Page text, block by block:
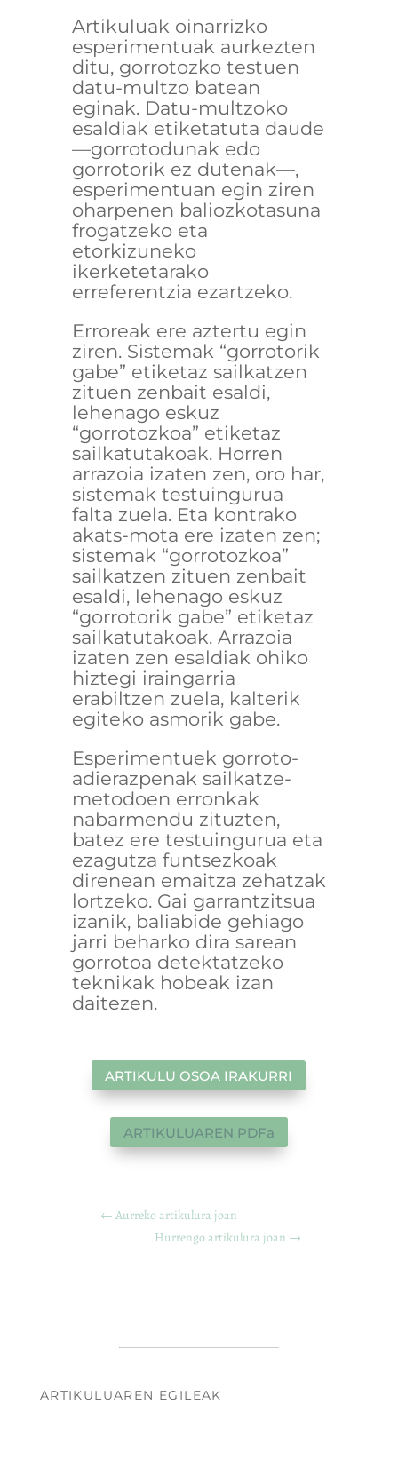
Artikuluak oinarrizko
esperimentuak aurkezten
ditu, gorrotozko testuen
datu-multzo batean
eginak. Datu-multzoko
esaldiak etiketatuta daude
—gorrotodunak edo
gorrotorik ez dutenak—,
esperimentuan egin ziren
oharpenen baliozkotasuna
frogatzeko eta
etorkizuneko
ikerketetarako
erreferentzia ezartzeko.
Erroreak ere aztertu egin
ziren. Sistemak “gorrotorik
gabe” etiketaz sailkatzen
zituen zenbait esaldi,
lehenago eskuz
“gorrotozkoa” etiketaz
sailkatutakoak. Horren
arrazoia izaten zen, oro har,
sistemak testuingurua
falta zuela. Eta kontrako
akats-mota ere izaten zen;
sistemak “gorrotozkoa”
sailkatzen zituen zenbait
esaldi, lehenago eskuz
“gorrotorik gabe” etiketaz
sailkatutakoak. Arrazoia
izaten zen esaldiak ohiko
hiztegi iraingarria
erabiltzen zuela, kalterik
egiteko asmorik gabe.
Esperimentuek gorroto-
adierazpenak sailkatze-
metodoen erronkak
nabarmendu zituzten,
batez ere testuingurua eta
ezagutza funtsezkoak
direnean emaitza zehatzak
lortzeko. Gai garrantzitsua
izanik, baliabide gehiago
jarri beharko dira sarean
gorrotoa detektatzeko
teknikak hobeak izan
daitezen.
ARTIKULU OSOA IRAKURRI
ARTIKULUAREN PDFa
←Aurreko artikulura joan
Hurrengo artikulura joan →
ARTIKULUAREN EGILEAK